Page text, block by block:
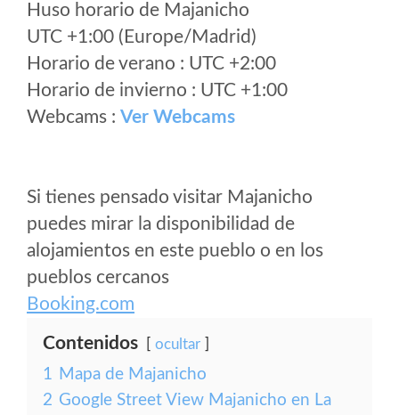
Huso horario de Majanicho
UTC +1:00 (Europe/Madrid)
Horario de verano : UTC +2:00
Horario de invierno : UTC +1:00
Webcams : Ver Webcams
Si tienes pensado visitar Majanicho
puedes mirar la disponibilidad de
alojamientos en este pueblo o en los
pueblos cercanos
Booking.com
Contenidos ocultar
1 Mapa de Majanicho
2 Google Street View Majanicho en La